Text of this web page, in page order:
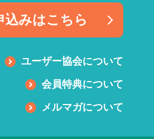
込みはこちら
ユーザー協会について
会員特典について
メルマガについて